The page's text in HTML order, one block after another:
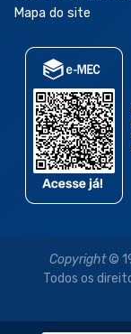
Mapa do site
Copyright©
Todos os